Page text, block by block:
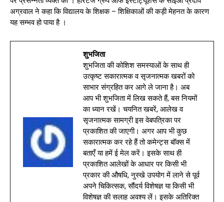
अग्रवाल ने कहा कि विद्यालय के शिक्षक – शिक्षिकाओं की कड़ी मेहनत के कारण
यह सम्भव हो पाया है ।
शुभजिता
शुभजिता की कोशिश समस्याओं के साथ ही
उत्कृष्ट सकारात्मक व सृजनात्मक खबरों को
साभार संग्रहित कर आगे ले जाना है। अब
आप भी शुभजिता में लिख सकते हैं, बस नियमों
का ध्यान रखें। चयनित खबरें, आलेख व
सृजनात्मक सामग्री इस वेबपत्रिका पर
प्रकाशित की जाएगी। अगर आप भी कुछ
सकारात्मक कर रहे हैं तो कमेन्ट्स बॉक्स में
बताएँ या हमें ई मेल करें। इसके साथ ही
प्रकाशित आलेखों के आधार पर किसी भी
प्रकार की औषधि, नुस्खे उपयोग में लाने से पूर्व
अपने चिकित्सक, सौंदर्य विशेषज्ञ या किसी भी
विशेषज्ञ की सलाह अवश्य लें। इसके अतिरिक्त